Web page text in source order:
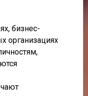
бизнес-
организациях